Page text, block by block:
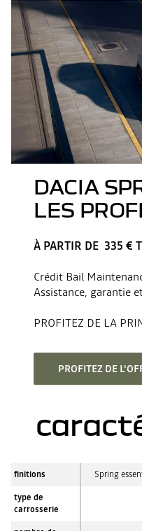
DACIA
LES
À PARTIR DE 335 €
Crédit Bail
Assistance, garantie
PROFITEZ DE LA
PROFITEZ DE
finitions Spring
type de
carrosserie